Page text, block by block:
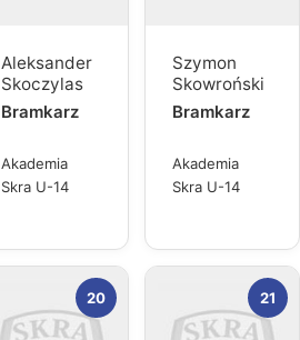
Aleksander
Skoczylas
Bramkarz
Akademia
Skra U-14
Szymon
Skowroński
Bramkarz
Akademia
Skra U-14
20 21